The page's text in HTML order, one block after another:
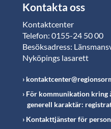
Kontakta oss
Kontaktcenter
Telefon: 0155-24 50 00
Besöksadress:
Nyköpings lasarett
För kommunikation kring
generell karaktär:
Kontakttjänster för